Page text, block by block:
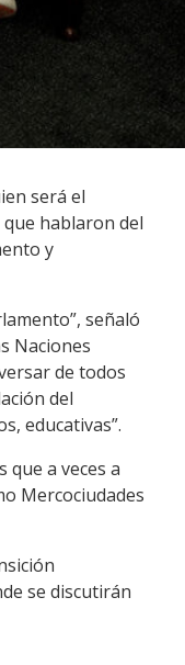
será el
hablaron del
y
señaló
Naciones
de todos
del
educativas”.
a veces a
Mercociudades
se discutirán